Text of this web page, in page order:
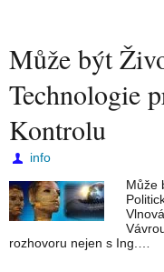
Může být
Technologie
Kontrolu
info
Může
rozhovoru nejen s Ing.…